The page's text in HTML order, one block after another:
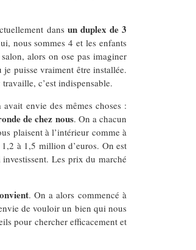
dans un duplex de 3
nous sommes 4 et les enfants
alors on ose pas imaginer
puisse vraiment être installée.
c’est indispensable.
envie des mêmes choses :
de chez nous. On a chacun
plaisent à l’intérieur comme à
à 1,5 million d’euros. On est
Les prix du marché
. On a alors commencé à
de vouloir un bien qui nous
pour chercher efficacement et